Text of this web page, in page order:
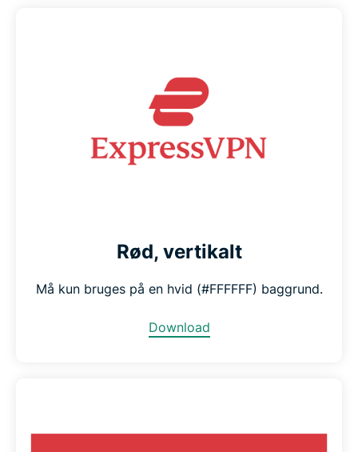
Rød, vertikalt
Må kun bruges på en hvid (#FFFFFF) baggrund.
Download